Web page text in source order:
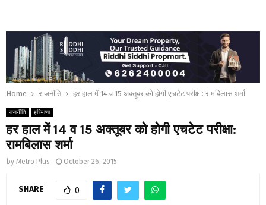
Home राजनीति हर हाल में 14 व 15 अक्तूबर को होगी एचटेट परीक्षा: रामबिलास शर्मा
राजनीति हरियाणा
हर हाल में 14 व 15 अक्तूबर को होगी एचटेट परीक्षा:
रामबिलास शर्मा
by Metro Plus October 26, 2015
SHARE 0